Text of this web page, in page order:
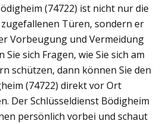
(74722) ist nicht nur die
Türen, sondern er
Vorbeugung und Vermeidung
sich Fragen, wie Sie sich am
schützen, dann können Sie den
(74722) direkt vor Ort
Der Schlüsseldienst Bödigheim
persönlich vorbei und schaut